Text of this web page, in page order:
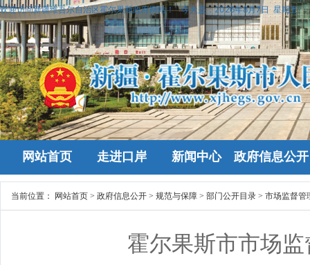
欢迎访问新疆维吾尔自治区霍尔果斯政府网站！ 今天是：2026年8月7日 星期五
网站首页 走进口岸 新闻中心 政府信息公开
当前位置： 网站首页 > 政府信息公开 > 规范与保障 > 部门公开目录 > 市场监督管
霍尔果斯市市场